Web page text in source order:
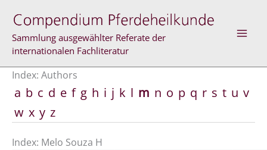
content
Sammlung ausgewählter Referate der
internationalen Fachliteratur
Index: Authors
a b c d e f g h i j k l m n o p q r s t u v
w x y z
Index: Melo Souza H